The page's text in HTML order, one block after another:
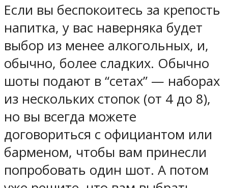
Если вы беспокоитесь за крепость
напитка, у вас наверняка будет
выбор из менее алкогольных, и,
обычно, более сладких. Обычно
шоты подают в “сетах” — наборах
из нескольких стопок (от 4 до 8),
но вы всегда можете
договориться с официантом или
барменом, чтобы вам принесли
попробовать один шот. А потом